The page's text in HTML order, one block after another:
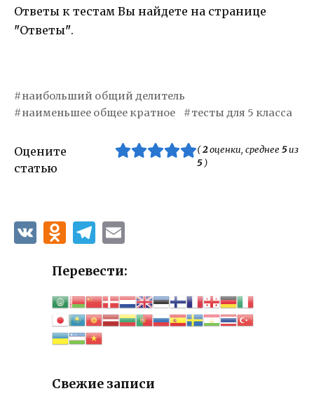
Ответы к тестам Вы найдете на странице
"Ответы".
наибольший общий делитель
наименьшее общее кратное
тесты для 5 класса
Оцените
статью
(2оценки, среднее 5из
5)
Перевести:
Свежие записи